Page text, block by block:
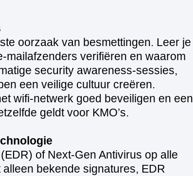
oorzaak van besmettingen. Leer je
verifiëren en waarom
security awareness‑sessies,
een veilige cultuur creëren.
wifi-netwerk goed beveiligen en een
geldt voor KMO’s.
of Next‑Gen Antivirus op alle
bekende signatures, EDR